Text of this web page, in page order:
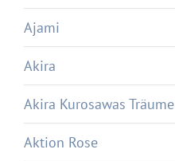
Ajami
Akira
Akira Kurosawas Träume
Aktion Rose